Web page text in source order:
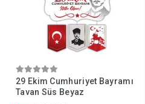
29 Ekim Cumhuriyet Bayramı
Tavan Süs Beyaz